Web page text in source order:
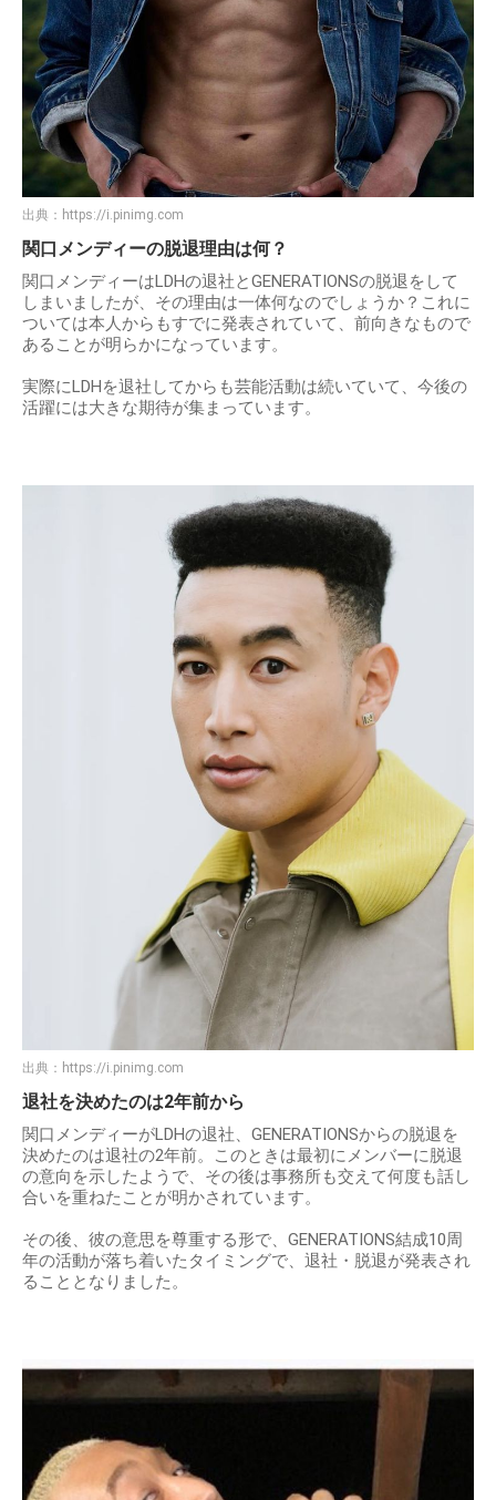
出典： https://i.pinimg.com
関口メンディーの脱退理由は何？
関口メンディーはLDHの退社とGENERATIONSの脱退をして
しまいましたが、その理由は一体何なのでしょうか？これに
ついては本人からもすでに発表されていて、前向きなもので
あることが明らかになっています。
実際にLDHを退社してからも芸能活動は続いていて、今後の
活躍には大きな期待が集まっています。
出典： https://i.pinimg.com
退社を決めたのは2年前から
関口メンディーがLDHの退社、GENERATIONSからの脱退を
決めたのは退社の2年前。このときは最初にメンバーに脱退
の意向を示したようで、その後は事務所も交えて何度も話し
合いを重ねたことが明かされています。
その後、彼の意思を尊重する形で、GENERATIONS結成10周
年の活動が落ち着いたタイミングで、退社・脱退が発表され
ることとなりました。